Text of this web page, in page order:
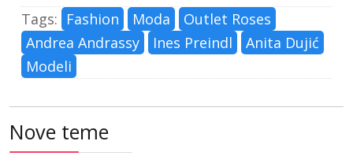
Tags: Fashion Moda
Outlet Roses
Andrea Andrassy
Ines Preindl
Anita Dujić
Modeli
Nove teme